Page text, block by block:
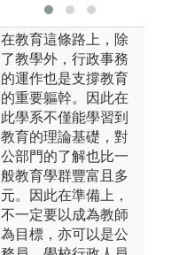
在教育這條路上，除
了教學外，行政事務
的運作也是支撐教育
的重要軀幹。因此在
此學系不僅能學習到
教育的理論基礎，對
公部門的了解也比一
般教育學群豐富且多
元。因此在準備上，
不一定要以成為教師
為目標，亦可以是公